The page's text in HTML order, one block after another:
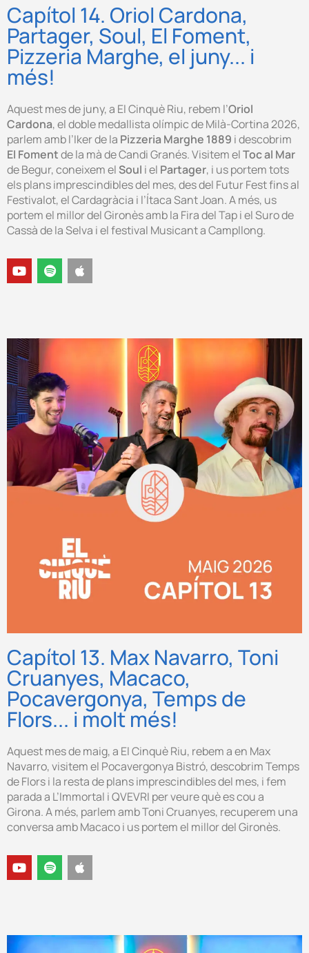
Capítol 14. Oriol Cardona,
Partager, Soul, El Foment,
Pizzeria Marghe, el juny... i
més!
Aquest mes de juny, a El Cinquè Riu, rebem l’Oriol
Cardona, el doble medallista olímpic de Milà-Cortina 2026,
parlem amb l’Iker de la Pizzeria Marghe 1889 i descobrim
El Fomentde la mà de Candi Granés. Visitem elToc al Mar
de Begur, coneixem el Soul i el Partager, i us portem tots
els plans imprescindibles del mes, des del Futur Fest fins al
Festivalot, el Cardagràcia i l’Ítaca Sant Joan. A més, us
portem el millor del Gironès amb la Fira del Tap i el Suro de
Cassà de la Selva i el festival Musicant a Campllong.
Capítol 13. Max Navarro, Toni
Cruanyes, Macaco,
Pocavergonya, Temps de
Flors... i molt més!
Aquest mes de maig, a El Cinquè Riu, rebem a en Max
Navarro, visitem el Pocavergonya Bistró, descobrim Temps
de Flors i la resta de plans imprescindibles del mes, i fem
parada a L’Immortal i QVEVRI per veure què es cou a
Girona. A més, parlem amb Toni Cruanyes, recuperem una
conversa amb Macaco i us portem el millor del Gironès.